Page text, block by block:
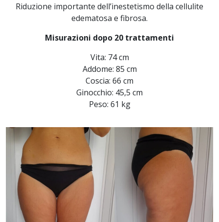
Riduzione importante dell’inestetismo della cellulite
edematosa e fibrosa.
Misurazioni dopo 20 trattamenti
Vita: 74 cm
Addome: 85 cm
Coscia: 66 cm
Ginocchio: 45,5 cm
Peso: 61 kg